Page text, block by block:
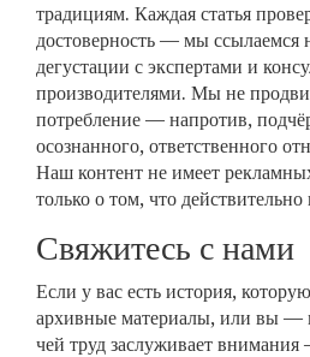
традициям. Каждая статья
достоверность — мы ссылаемся
дегустации с экспертами и
производителями. Мы не
потребление — напротив,
осознанного, ответственного
Наш контент не имеет
только о том, что
Свяжитесь с нами
Если у вас есть история,
архивные материалы, или вы —
чей труд заслуживает